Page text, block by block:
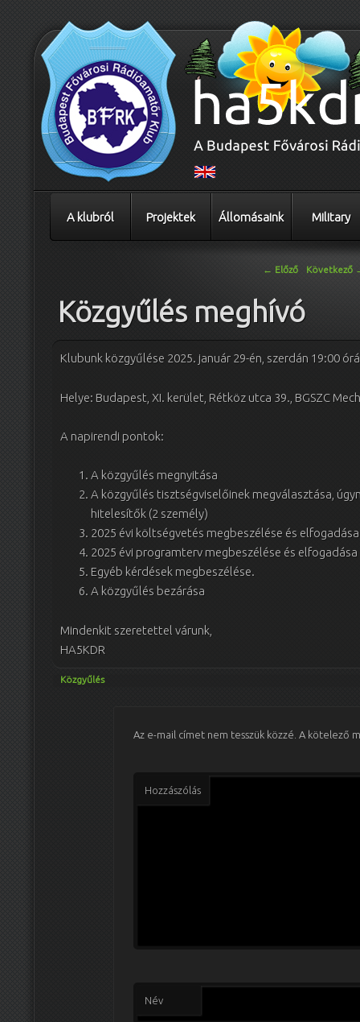
A klubról Projektek Állomásaink Military
← Előző Következő
Közgyűlés meghívó
Klubunk közgyűlése 2025. január 29-én, szerdán 19:00
Helye: Budapest, XI. kerület, Rétköz utca 39., BGSZC
A napirendi pontok:
A közgyűlés megnyitása
A közgyűlés tisztségviselőinek megválasztása,
hitelesítők (2 személy)
2025 évi költségvetés megbeszélése és
2025 évi programterv megbeszélése és
Egyéb kérdések megbeszélése.
A közgyűlés bezárása
Mindenkit szeretettel várunk,
HA5KDR
Közgyűlés
Az e-mail címet nem tesszük közzé. A kötelező
Hozzászólás
Név